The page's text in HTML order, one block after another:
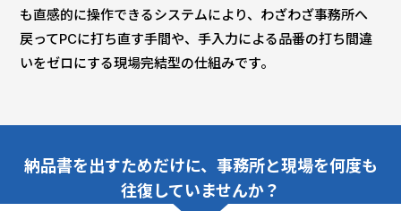
も直感的に操作できるシステムにより、わざわざ事務所へ
戻ってPCに打ち直す手間や、手入力による品番の打ち間違
いをゼロにする現場完結型の仕組みです。
納品書を出すためだけに、事務所と現場を何度も
往復していませんか？